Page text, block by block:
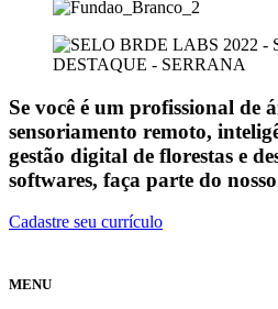
Se você é um profissional de
sensoriamento remoto,
gestão digital de florestas e
softwares, faça parte do
Cadastre seu currículo
MENU